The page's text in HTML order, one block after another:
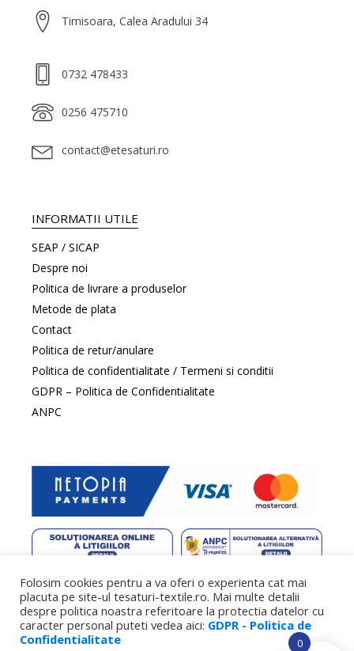
Timisoara, Calea Aradului 34
0732 478433
0256 475710
contact@etesaturi.ro
INFORMATII UTILE
SEAP / SICAP
Despre noi
Politica de livrare a produselor
Metode de plata
Contact
Politica de retur/anulare
Politica de confidentialitate / Termeni si conditii
GDPR – Politica de Confidentialitate
ANPC
web design by DowMedia |gazduire webby SpeedHost
Folosim cookies pentru a va oferi o experienta cat mai
placuta pe site-ul tesaturi-textile.ro. Mai multe detalii
despre politica noastra referitoare la protectia datelor cu
caracter personal puteti vedea aici: GDPR - Politica de
Confidentialitate
0